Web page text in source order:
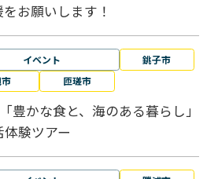
お願いします！
イベント
銚子市
匝瑳市
豊かな食と、海のある暮らし」
験ツアー